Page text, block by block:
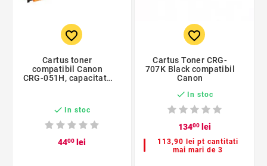
favorite_border
Cartus toner
compatibil Canon
CRG-051H, capacitate
 In stoc
4400lei
favorite_border
Cartus Toner CRG-
707K Black compatibil
Canon
 In stoc
13400lei
113,90 lei pt cantitati
mai mari de 3